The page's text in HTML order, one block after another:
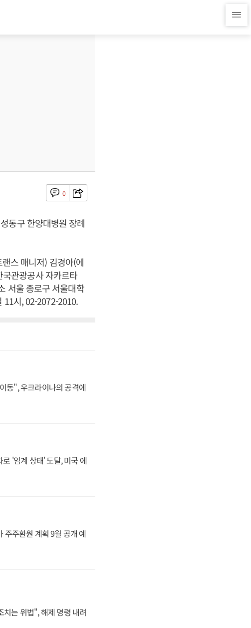
0
동구 한양대병원 장례
스 매니저) 김경아(에
관광공사 자카르타
서울 종로구 서울대학
11시, 02-2072-2010.
동", 우크라이나의 공격에
'임계 상태' 도달, 미국 에
주주환원 계획 9월 공개 예
는 위법", 해제 명령 내려